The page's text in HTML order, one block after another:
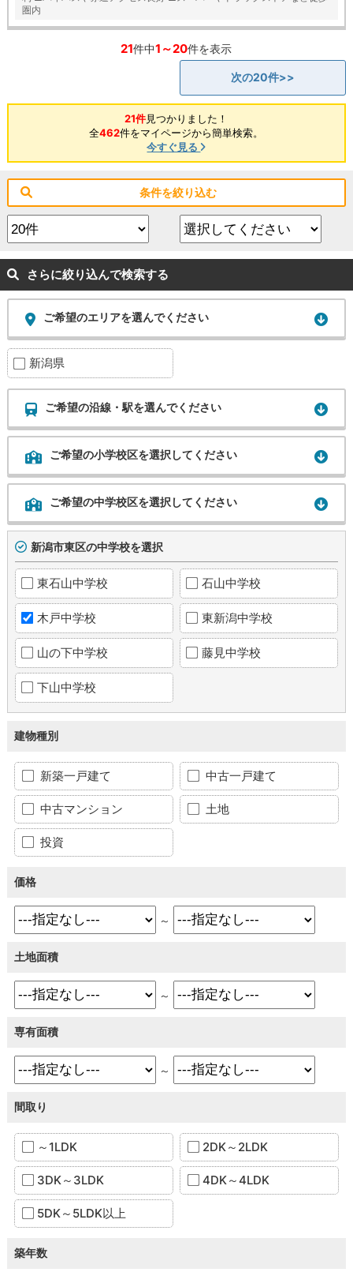
圏内
21件中1～20件を表示
次の20件>>
21件見つかりました！
全462件をマイページから簡単検索。
今すぐ見る
条件を絞り込む
さらに絞り込んで検索する
ご希望のエリアを選んでください
新潟県
ご希望の沿線・駅を選んでください
ご希望の小学校区を選択してください
ご希望の中学校区を選択してください
新潟市東区の中学校を選択
東石山中学校 石山中学校
木戸中学校 東新潟中学校
山の下中学校 藤見中学校
下山中学校
建物種別
新築一戸建て 中古一戸建て
中古マンション 土地
投資
価格
～
土地面積
～
専有面積
～
間取り
～1LDK 2DK～2LDK
3DK～3LDK 4DK～4LDK
5DK～5LDK以上
築年数